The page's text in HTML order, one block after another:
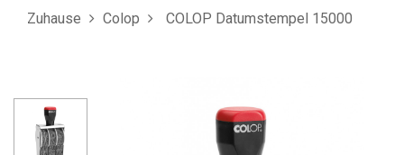
Zuhause Colop COLOP Datumstempel 15000